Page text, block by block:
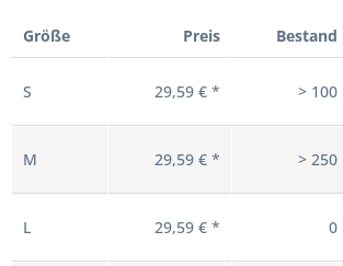
Größe Preis Bestand
S 29,59 € * > 100
M 29,59 € * > 250
L 29,59 € * 0